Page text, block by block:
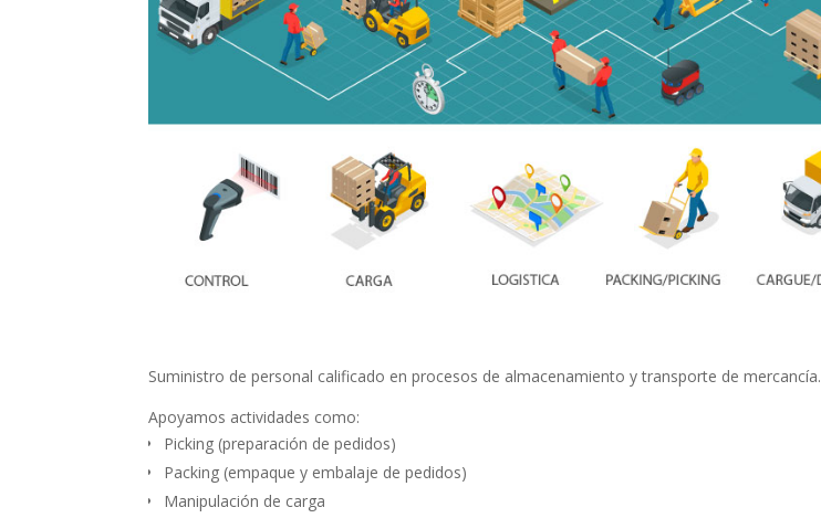
Suministro de personal calificado en procesos de almacenamiento y transporte de mercancía.
Apoyamos actividades como:
Picking (preparación de pedidos)
Packing (empaque y embalaje de pedidos)
Manipulación de carga